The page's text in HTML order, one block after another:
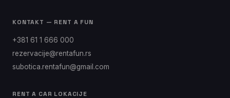
KONTAKT — RENT A FUN
+381 61 1 666 000
rezervacije@rentafun.rs
subotica.rentafun@gmail.com
RENT A CAR LOKACIJE